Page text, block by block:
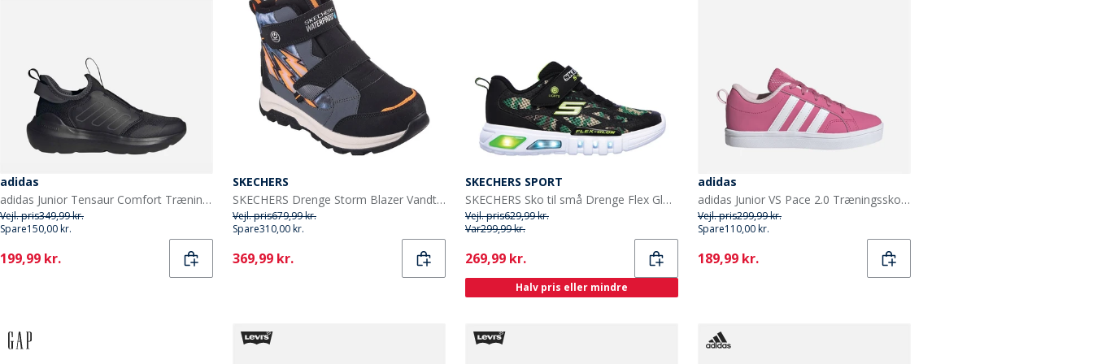
adidas
adidas Junior Tensaur Comfort Træningssko Core Black/Grey Six/Grey Six
Vejl. pris349,99 kr.
Spare150,00 kr.
Current
199,99 kr.
SKECHERS
SKECHERS Drenge Storm Blazer Vandtæt Dobbelt Rem Lysende Sneakers Koksgrå Sort
Vejl. pris679,99 kr.
Spare310,00 kr.
Current
369,99 kr.
SKECHERS SPORT
SKECHERS Sko til små Drenge Flex Glow Rondler Camouflage
Vejl. pris629,99 kr.
Var299,99 kr.
Current
269,99 kr.
Halv pris eller mindre
adidas
adidas Junior VS Pace 2.0 Træningssko Pink Fusion/Cloud White/Clear Pink
Vejl. pris299,99 kr.
Spare110,00 kr.
Current
189,99 kr.